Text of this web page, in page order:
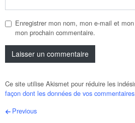
Enregistrer mon nom, mon e-mail et
mon prochain commentaire.
Ce site utilise Akismet pour réduire les
façon dont les données de vos
Post navigation
Previous